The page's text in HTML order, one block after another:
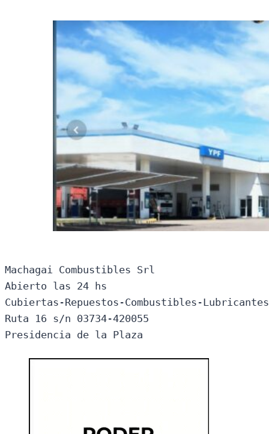
Machagai Combustibles Srl
Abierto las 24 hs
Cubiertas-Repuestos-Combustibles-
Ruta 16 s/n 03734-420055
Presidencia de la Plaza